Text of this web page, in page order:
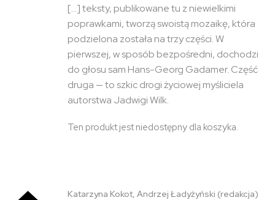
[...] teksty, publikowane tu z niewielkimi
poprawkami, tworzą swoistą mozaikę, która
podzielona została na trzy części. W
pierwszej, w sposób bezpośredni, dochodzi
do głosu sam Hans-Georg Gadamer. Część
druga — to szkic drogi życiowej myśliciela
autorstwa Jadwigi Wilk.
Ten produkt jest niedostępny dla koszyka.
Katarzyna Kokot, Andrzej Ładyżyński (redakcja)